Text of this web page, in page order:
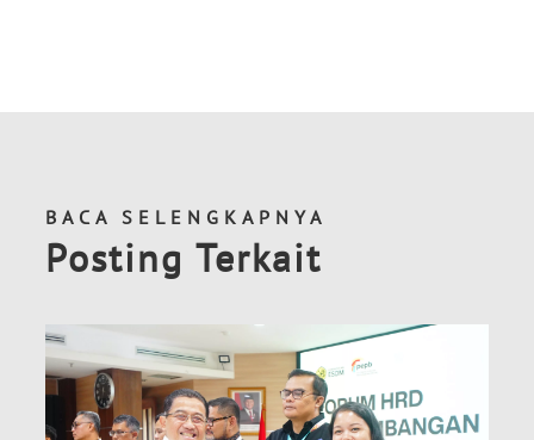
BACA SELENGKAPNYA
Posting Terkait